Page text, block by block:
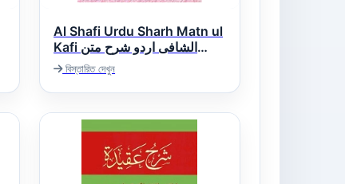
Al Shafi Urdu Sharh Matn ul
Kafi الشافی اردو شرح متن
الکافی
বিস্তারিত দেখুন